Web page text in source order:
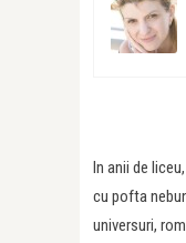
In anii de
cu pofta
universuri,